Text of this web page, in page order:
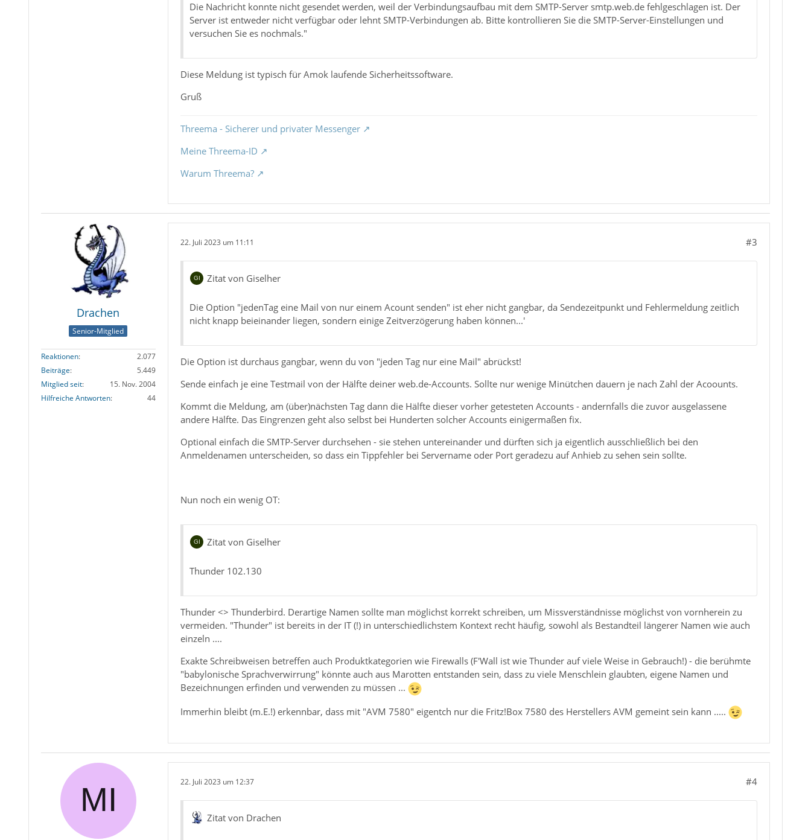
Die Nachricht konnte nicht gesendet werden, weil der Verbindungsaufbau mit dem SMTP-Server smtp.web.de fehlgeschlagen ist. Der
Server ist entweder nicht verfügbar oder lehnt SMTP-Verbindungen ab. Bitte kontrollieren Sie die SMTP-Server-Einstellungen und
versuchen Sie es nochmals."
Diese Meldung ist typisch für Amok laufende Sicherheitssoftware.
Gruß
Threema - Sicherer und privater Messenger
Meine Threema-ID
Warum Threema?
Drachen
Senior-Mitglied
Reaktionen
2.077
Beiträge
5.449
Mitglied seit
15. Nov. 2004
Hilfreiche Antworten
44
22. Juli 2023 um 11:11 #3
Zitat von Giselher
Die Option "jedenTag eine Mail von nur einem Acount senden" ist eher nicht gangbar, da Sendezeitpunkt und Fehlermeldung zeitlich
nicht knapp beieinander liegen, sondern einige Zeitverzögerung haben können...'
Die Option ist durchaus gangbar, wenn du von "jeden Tag nur eine Mail" abrückst!
Sende einfach je eine Testmail von der Hälfte deiner web.de-Accounts. Sollte nur wenige Minütchen dauern je nach Zahl der Acoounts.
Kommt die Meldung, am (über)nächsten Tag dann die Hälfte dieser vorher getesteten Accounts - andernfalls die zuvor ausgelassene
andere Hälfte. Das Eingrenzen geht also selbst bei Hunderten solcher Accounts einigermaßen fix.
Optional einfach die SMTP-Server durchsehen - sie stehen untereinander und dürften sich ja eigentlich ausschließlich bei den
Anmeldenamen unterscheiden, so dass ein Tippfehler bei Servername oder Port geradezu auf Anhieb zu sehen sein sollte.
Nun noch ein wenig OT:
Zitat von Giselher
Thunder 102.130
Thunder <> Thunderbird. Derartige Namen sollte man möglichst korrekt schreiben, um Missverständnisse möglichst von vornherein zu
vermeiden. "Thunder" ist bereits in der IT (!) in unterschiedlichstem Kontext recht häufig, sowohl als Bestandteil längerer Namen wie auch
einzeln ....
Exakte Schreibweisen betreffen auch Produktkategorien wie Firewalls (F'Wall ist wie Thunder auf viele Weise in Gebrauch!) - die berühmte
"babylonische Sprachverwirrung" könnte auch aus Marotten entstanden sein, dass zu viele Menschlein glaubten, eigene Namen und
Bezeichnungen erfinden und verwenden zu müssen ...
Immerhin bleibt (m.E.!) erkennbar, dass mit "AVM 7580" eigentch nur die Fritz!Box 7580 des Herstellers AVM gemeint sein kann .....
22. Juli 2023 um 12:37 #4
Zitat von Drachen